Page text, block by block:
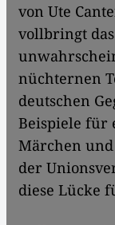
von Ute
vollbringt
nüchternen
deutschen
Beispiele für
Märchen und
der
diese Lücke